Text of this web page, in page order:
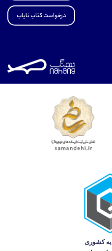
درخواست کتاب نایاب